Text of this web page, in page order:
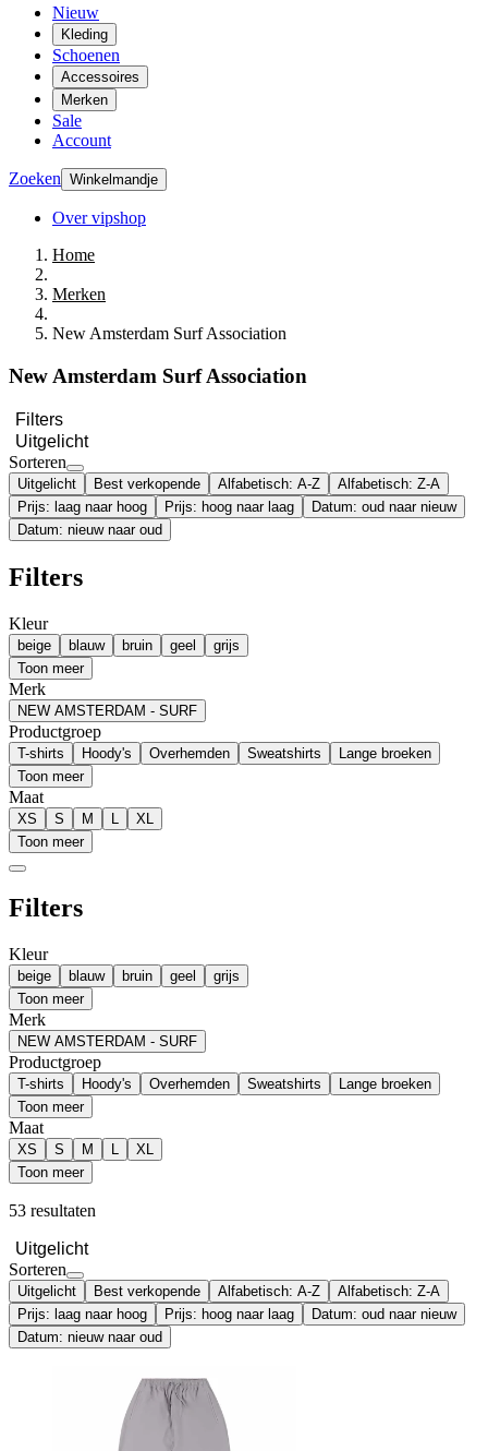
Nieuw
Kleding
Schoenen
Accessoires
Merken
Sale
Account
Zoeken Winkelmandje
Over vipshop
Home
Merken
New Amsterdam Surf Association
New Amsterdam Surf Association
Filters
Uitgelicht
Sorteren
Uitgelicht Best verkopende Alfabetisch: A-Z
Alfabetisch: Z-A
Prijs: laag naar hoog
Prijs: hoog naar laag
Datum: oud naar nieuw
Datum: nieuw naar oud
Filters
Kleur
beige blauw bruin geel
grijs
Toon meer
Merk
NEW AMSTERDAM - SURF
Productgroep
T-shirts Hoody's Overhemden Sweatshirts
Lange broeken
Toon meer
Maat
XS S M L
XL
Toon meer
Filters
Kleur
beige blauw bruin geel
grijs
Toon meer
Merk
NEW AMSTERDAM - SURF
Productgroep
T-shirts Hoody's Overhemden Sweatshirts
Lange broeken
Toon meer
Maat
XS S M L
XL
Toon meer
53 resultaten
Uitgelicht
Sorteren
Uitgelicht Best verkopende Alfabetisch: A-Z
Alfabetisch: Z-A
Prijs: laag naar hoog
Prijs: hoog naar laag
Datum: oud naar nieuw
Datum: nieuw naar oud